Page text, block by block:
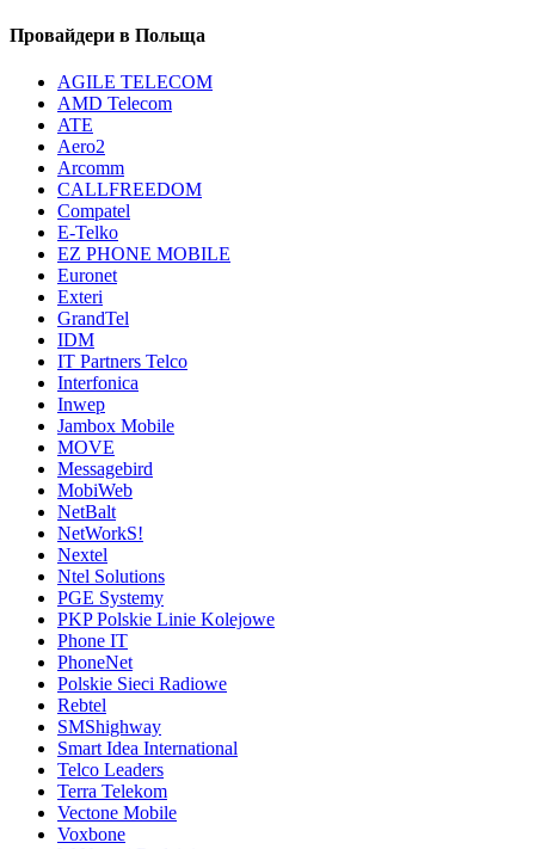
Провайдери в Польща
AGILE TELECOM
AMD Telecom
ATE
Aero2
Arcomm
CALLFREEDOM
Compatel
E-Telko
EZ PHONE MOBILE
Euronet
Exteri
GrandTel
IDM
IT Partners Telco
Interfonica
Inwep
Jambox Mobile
MOVE
Messagebird
MobiWeb
NetBalt
NetWorkS!
Nextel
Ntel Solutions
PGE Systemy
PKP Polskie Linie Kolejowe
Phone IT
PhoneNet
Polskie Sieci Radiowe
Rebtel
SMShighway
Smart Idea International
Telco Leaders
Terra Telekom
Vectone Mobile
Voxbone